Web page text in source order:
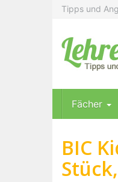
Tipps und
Fächer
BIC